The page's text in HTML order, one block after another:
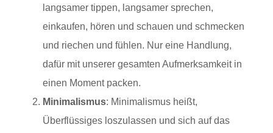
langsamer tippen, langsamer sprechen,
einkaufen, hören und schauen und schmecken
und riechen und fühlen. Nur eine Handlung,
dafür mit unserer gesamten Aufmerksamkeit in
einen Moment packen.
Minimalismus: Minimalismus heißt,
Überflüssiges loszulassen und sich auf das